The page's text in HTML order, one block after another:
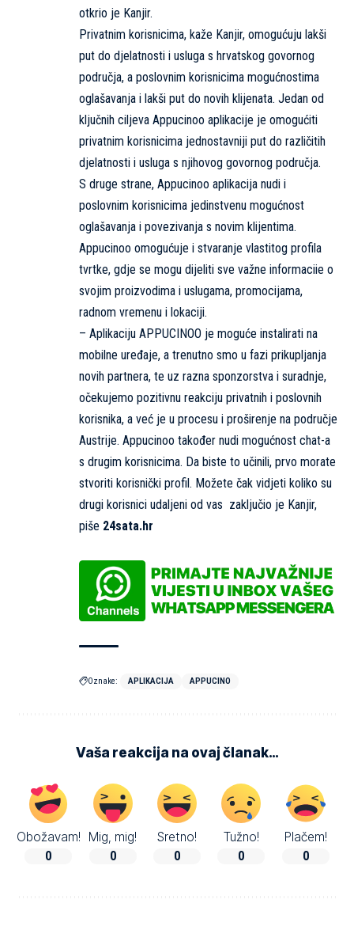
otkrio je Kanjir.
Privatnim korisnicima, kaže Kanjir, omogućuju lakši
put do djelatnosti i usluga s hrvatskog govornog
područja, a poslovnim korisnicima mogućnostima
oglašavanja i lakši put do novih klijenata. Jedan od
ključnih ciljeva Appucinoo aplikacije je omogućiti
privatnim korisnicima jednostavniji put do različitih
djelatnosti i usluga s njihovog govornog područja.
S druge strane, Appucinoo aplikacija nudi i
poslovnim korisnicima jedinstvenu mogućnost
oglašavanja i povezivanja s novim klijentima.
Appucinoo omogućuje i stvaranje vlastitog profila
tvrtke, gdje se mogu dijeliti sve važne informaciie o
svojim proizvodima i uslugama, promocijama,
radnom vremenu i lokaciji.
– Aplikaciju APPUCINOO je moguće instalirati na
mobilne uređaje, a trenutno smo u fazi prikupljanja
novih partnera, te uz razna sponzorstva i suradnje,
očekujemo pozitivnu reakciju privatnih i poslovnih
korisnika, a već je u procesu i proširenje na područje
Austrije. Appucinoo također nudi mogućnost chat-a
s drugim korisnicima. Da biste to učinili, prvo morate
stvoriti korisnički profil. Možete čak vidjeti koliko su
drugi korisnici udaljeni od vas zaključio je Kanjir,
piše 24sata.hr
Oznake: APLIKACIJA APPUCINO
Vaša reakcija na ovaj članak…
Obožavam!
0
Mig, mig!
0
Sretno!
0
Tužno!
0
Plačem!
0